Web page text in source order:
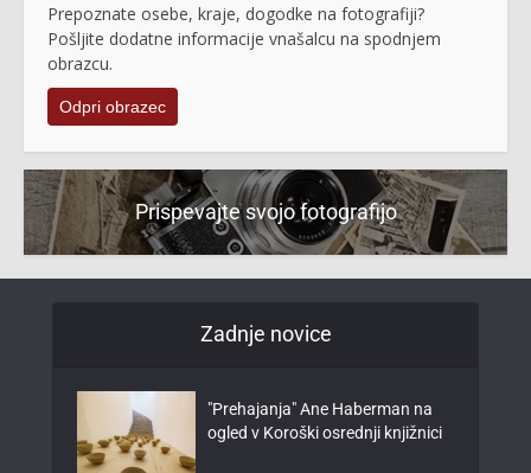
Prepoznate osebe, kraje, dogodke na fotografiji?
Pošljite dodatne informacije vnašalcu na spodnjem
obrazcu.
Odpri obrazec
Prispevajte svojo fotografijo
Zadnje novice
"Prehajanja" Ane Haberman na
ogled v Koroški osrednji knjižnici